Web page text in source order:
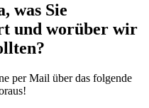
was Sie
und worüber wir
per Mail über das folgende